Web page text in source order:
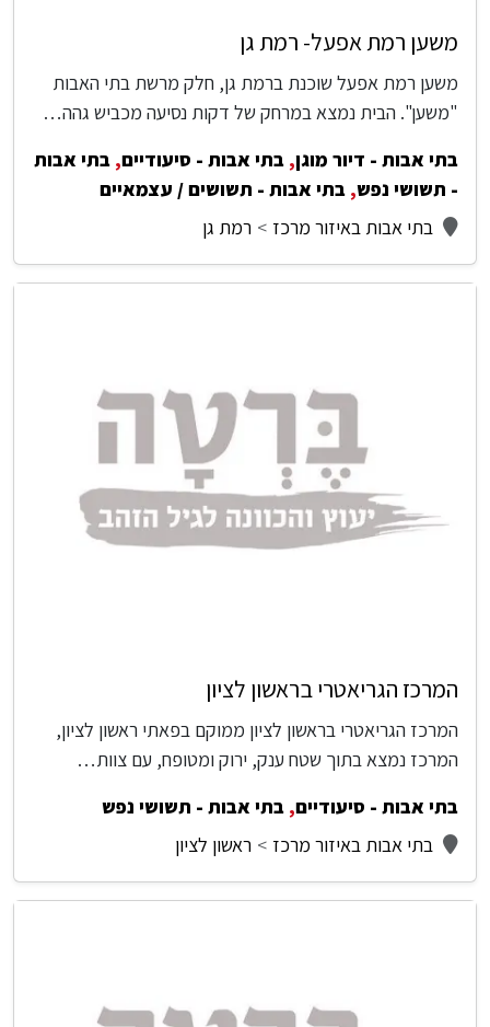
משען רמת אפעל- רמת גן
משען רמת אפעל שוכנת ברמת גן, חלק מרשת בתי האבות
"משען". הבית נמצא במרחק של דקות נסיעה מכביש גהה…
בתי אבות - דיור מוגן, בתי אבות - סיעודיים, בתי אבות
- תשושי נפש, בתי אבות - תשושים / עצמאיים
בתי אבות באיזור מרכז
רמת גן
המרכז הגריאטרי בראשון לציון
המרכז הגריאטרי בראשון לציון ממוקם בפאתי ראשון לציון,
המרכז נמצא בתוך שטח ענק, ירוק ומטופח, עם צוות…
בתי אבות - סיעודיים, בתי אבות - תשושי נפש
בתי אבות באיזור מרכז
ראשון לציון